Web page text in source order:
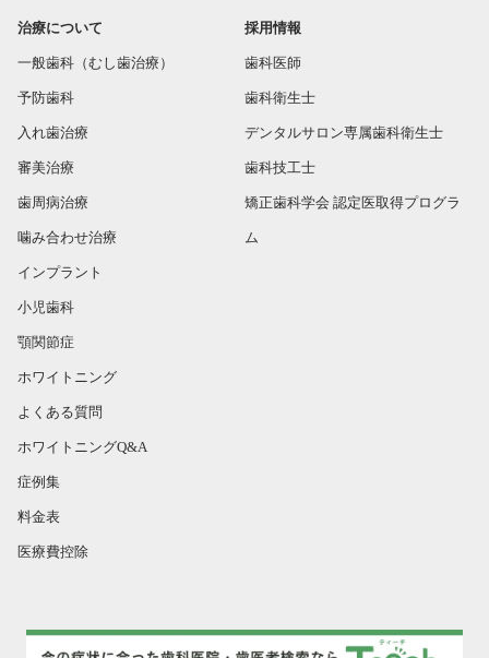
治療について
一般歯科（むし歯治療）
予防歯科
入れ歯治療
審美治療
歯周病治療
噛み合わせ治療
インプラント
小児歯科
顎関節症
ホワイトニング
よくある質問
ホワイトニングQ&A
症例集
料金表
医療費控除
採用情報
歯科医師
歯科衛生士
デンタルサロン専属歯科衛生士
歯科技工士
矯正歯科学会 認定医取得プログラ
ム